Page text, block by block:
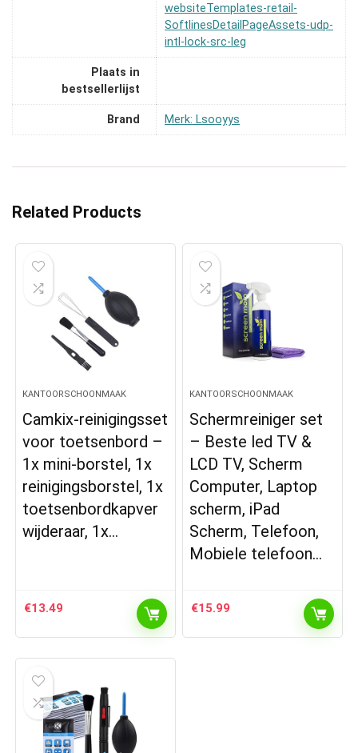
websiteTemplates-retail-
SoftlinesDetailPageAssets-udp-
intl-lock-src-leg
Plaats in
bestsellerlijst
Brand Merk: Lsooyys
Related Products
KANTOORSCHOONMAAK
Camkix-reinigingsset
voor toetsenbord –
1x mini-borstel, 1x
reinigingsborstel, 1x
toetsenbordkapver
wijderaar, 1x…
€13.49
KANTOORSCHOONMAAK
Schermreiniger set
– Beste led TV &
LCD TV, Scherm
Computer, Laptop
scherm, iPad
Scherm, Telefoon,
Mobiele telefoon…
€15.99